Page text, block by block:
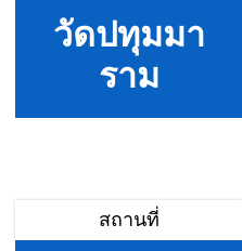
วัดปทุมมา
ราม
สถานที่